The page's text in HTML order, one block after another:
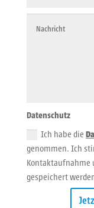
Datenschutz
Ich habe die
genommen. Ich
Kontaktaufnahme
gespeichert